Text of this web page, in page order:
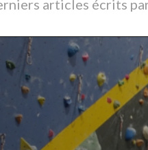
articles écrits